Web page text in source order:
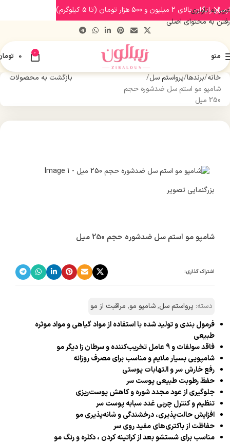
عبور به ناوبری
رفتن به محتوای اصلی
منو 0
0
خانه برندها پرواستم سل
شامپو مو استم سل ضدشوره حجم
250 میل
بازگشت به محصولات
بزرگنمایی تصویر
شامپو مو استم سل ضدشوره حجم 250 میل
اشتراک گذاری:
دسته: پرواستم سل,شامپو مو, مراقبت از مو
فرمول بندی و تولید شده با استفاده از مواد گیاهی و مواد موثره
طبیعی
فاقد سولفات و 9 عامل تخریب‌کننده و سرطان زا دیگر مو
شامپویی بسیار ملایم و مناسب برای مصرف روزانه
رفع خارش سر و التهابات پوستی
حفظ رطوبت طبیعی پوست سر
جلوگیری از عود مجدد شوره و کاهش پوست‌ریزی
تنظیم و کنترل چربی غدد سبابه پوست سر
افزایش حالت‌پذیری، درخشندگی و شانه‌پذیری مو
حفاظت از باکتری‌های مفید روی سر
مناسب برای شستشو بعد از کراتینه کردن ، دکلره و رنگ مو
ارسال رایگان بالای 2 میلیون و 500 هزار تومان (تا 5 کیلوگرم)